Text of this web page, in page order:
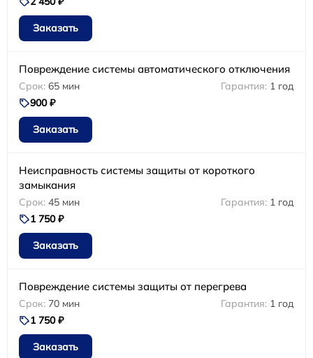
Заказать
Повреждение системы автоматического отключения
65 мин
1 год
900 ₽
Заказать
Неисправность системы защиты от короткого
замыкания
45 мин
1 год
1 750 ₽
Заказать
Повреждение системы защиты от перегрева
70 мин
1 год
1 750 ₽
Заказать